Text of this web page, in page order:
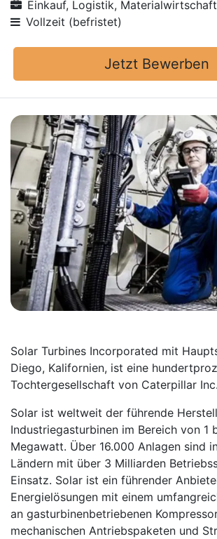
Einkauf, Logistik, Materialwirtschaft
Vollzeit (befristet)
Jetzt Bewerben
Solar Turbines Incorporated mit
Diego, Kalifornien, ist eine
Tochtergesellschaft von Caterpillar Inc.
Solar ist weltweit der führende
Industriegasturbinen im Bereich von 1
Megawatt. Über 16.000 Anlagen sind
Ländern mit über 3 Milliarden
Einsatz. Solar ist ein führender
Energielösungen mit einem
an gasturbinenbetriebenen
mechanischen Antriebspaketen und